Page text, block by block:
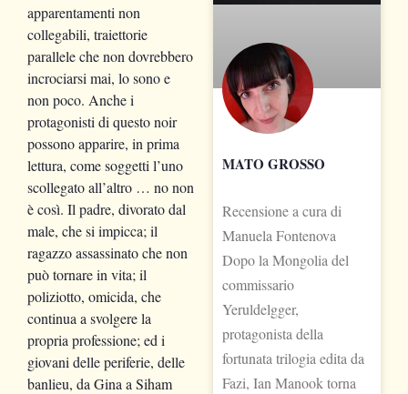
apparentamenti non
collegabili, traiettorie
parallele che non dovrebbero
incrociarsi mai, lo sono e
non poco. Anche i
protagonisti di questo noir
possono apparire, in prima
lettura, come soggetti l’uno
scollegato all’altro … no non
è così. Il padre, divorato dal
male, che si impicca; il
ragazzo assassinato che non
può tornare in vita; il
poliziotto, omicida, che
continua a svolgere la
propria professione; ed i
giovani delle periferie, delle
banlieu, da Gina a Siham
MATO GROSSO
Recensione a cura di
Manuela Fontenova
Dopo la Mongolia del
commissario
Yeruldelgger,
protagonista della
fortunata trilogia edita da
Fazi, Ian Manook torna